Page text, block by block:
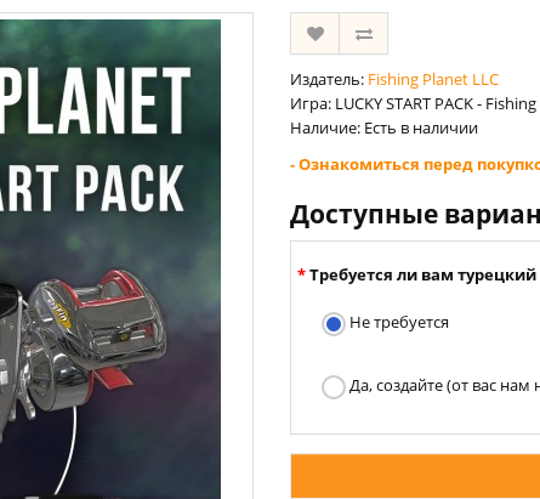
Издатель: Fishing Planet LLC
Игра: LUCKY START PACK -
Наличие: Есть в наличии
- Ознакомиться перед
Доступные
Требуется ли вам
Не требуется
Да, создайте (от вас